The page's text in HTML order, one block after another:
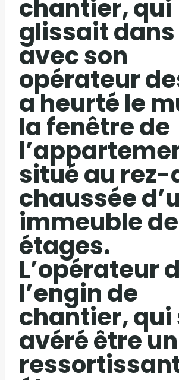
chantier, qui
glissait dans
avec son
opérateur
a heurté le
la fenêtre de
situé au
chaussée
immeuble
étages.
L’opérateur
l’engin de
chantier, qui
avéré être un